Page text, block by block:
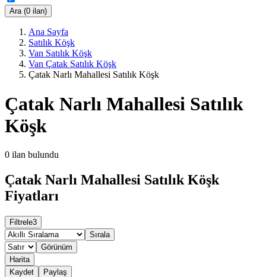
Ara (0 ilan)
Ana Sayfa
Satılık Köşk
Van Satılık Köşk
Van Çatak Satılık Köşk
Çatak Narlı Mahallesi Satılık Köşk
Çatak Narlı Mahallesi Satılık
Köşk
0 ilan bulundu
Çatak Narlı Mahallesi Satılık Köşk
Fiyatları
Filtrele3
Sırala
Görünüm
Harita
Kaydet
Paylaş